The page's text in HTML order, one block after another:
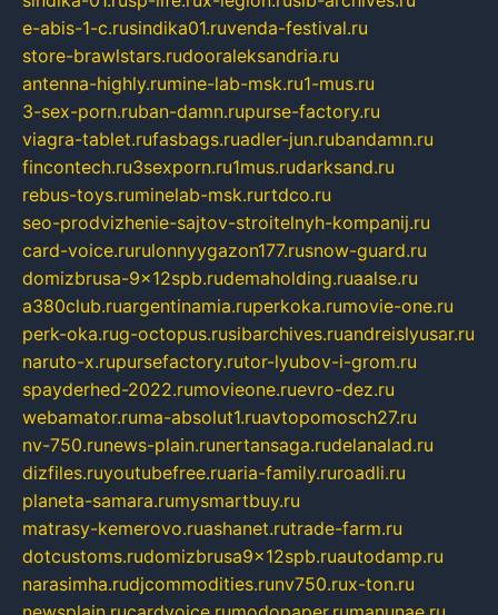
e-abis-1-c.rusindika01.ruvenda-festival.ru
store-brawlstars.rudooraleksandria.ru
antenna-highly.rumine-lab-msk.ru1-mus.ru
3-sex-porn.ruban-damn.rupurse-factory.ru
viagra-tablet.rufasbags.ruadler-jun.rubandamn.ru
fincontech.ru3sexporn.ru1mus.rudarksand.ru
rebus-toys.ruminelab-msk.rurtdco.ru
seo-prodvizhenie-sajtov-stroitelnyh-kompanij.ru
card-voice.rurulonnyygazon177.rusnow-guard.ru
domizbrusa-9x12spb.rudemaholding.ruaalse.ru
a380club.ruargentinamia.ruperkoka.rumovie-one.ru
perk-oka.rug-octopus.rusibarchives.ruandreislyusar.ru
naruto-x.rupursefactory.rutor-lyubov-i-grom.ru
spayderhed-2022.rumovieone.ruevro-dez.ru
webamator.ruma-absolut1.ruavtopomosch27.ru
nv-750.runews-plain.runertansaga.rudelanalad.ru
dizfiles.ruyoutubefree.ruaria-family.ruroadli.ru
planeta-samara.rumysmartbuy.ru
matrasy-kemerovo.ruashanet.rutrade-farm.ru
dotcustoms.rudomizbrusa9x12spb.ruautodamp.ru
narasimha.rudjcommodities.runv750.rux-ton.ru